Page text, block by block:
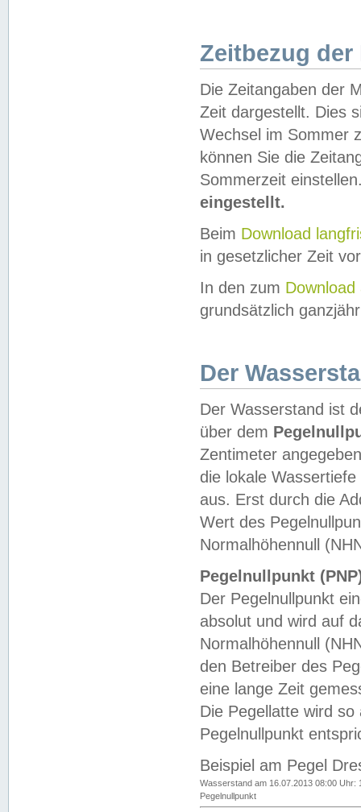
Zeitbezug der
Die Zeitangaben der
Zeit dargestellt. Dies
Wechsel im Sommer
können Sie die
Sommerzeit
eingestellt.
Beim Download
in gesetzlicher Zeit
In den zum Download
grundsätzlich
Der
Der Wasserstand ist
über dem
Zentimeter
die lokale
aus. Erst durch die
Wert des
Normalhöhennull
Pegelnullpunkt
Der Pegelnullpunkt
absolut und wird auf
Normalhöhennull
den Betreiber des
eine lange Zeit
Die Pegellatte wird
Pegelnullpunkt
Beispiel am Pegel
Wasserstand am 16.07.2013 08:00 Uhr:
Pegelnullpunkt